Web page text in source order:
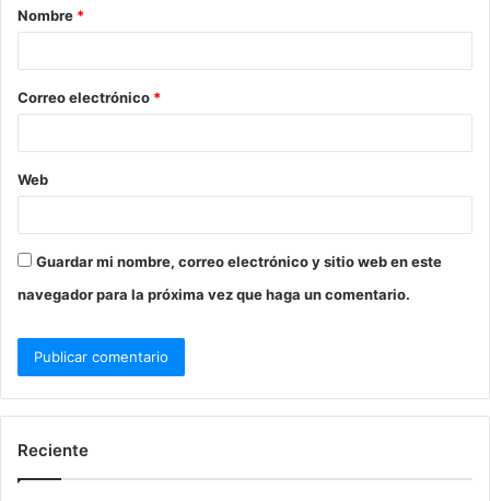
Nombre *
Correo electrónico *
Web
Guardar mi nombre, correo electrónico y sitio web en este
navegador para la próxima vez que haga un comentario.
Reciente